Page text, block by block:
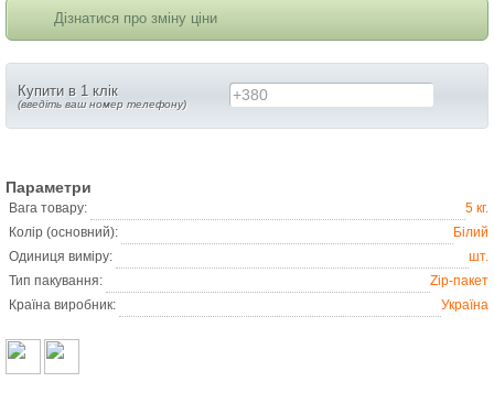
Дізнатися про зміну ціни
Купити в 1 клік
(введіть ваш номер телефону) +380
Параметри
Вага товару:
5 кг.
Колір (основний):
Білий
Одиниця виміру:
шт.
Тип пакування:
Zip-пакет
Країна виробник:
Україна